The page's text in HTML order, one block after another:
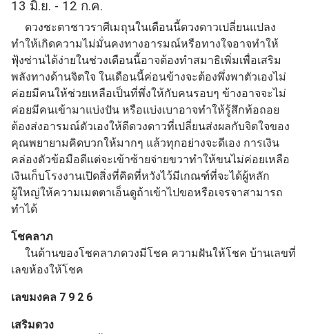
13 มิ.ย. - 12 ก.ค.
ดวงชะตาชาวราศีเมถุนในเดือนนี้ดวงดาวเปลี่ยนแปลง
ทำให้เกิดความไม่มั่นคงทางอารมณ์หรือทางใจอาจทำให้
ฟุ้งซ่านได้ง่ายในช่วงเดือนนี้อาจต้องทำสมาธิเพิ่มเพื่อเสริม
พลังทางด้านจิตใจ ในเดือนนี้ค่อนข้างจะต้องพึ่งพาตัวเองไม่
ค่อยมีคนให้ช่วยเหลือเป็นที่พึ่งให้กับคนรอบๆ ข้างอาจจะไม่
ค่อยมีคนเข้ามาแบ่งปัน หรือแบ่งเบาอาจทำให้รู้สึกท้อถอย
ต้องส่งอารมณ์ตัวเองให้ดีดวงดาวที่เปลี่ยนส่งผลกับจิตใจของ
คุณพยายามคิดบวกให้มากๆ แล้วทุกอย่างจะดีเอง การเงิน
คล่องตัวข้อมือดีแต่จะเข้าซ้ายจ่ายขวาทำให้ขนไม่ค่อยเหลือ
เงินเก็บโรงงานเปิดสิ่งที่คิดที่หวังไว้มีเกณฑ์ที่จะได้ผู้หลัก
ผู้ใหญ่ให้ความเมตตาเอ็นดูถ้าเข้าไปขอหรือเจรจาสามารถ
ทำได้
โชคลาภ
ในด้านของโชคลาภดวงมีโชค ความฝันให้โชค บ้านเลขที่
เลขห้องให้โชค
เลขมงคล 7 9 2 6
เสริมดวง